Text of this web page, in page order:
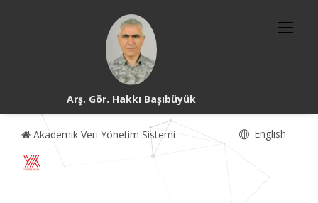
Arş. Gör. Hakkı Başıbüyük
Akademik Veri Yönetim Sistemi English